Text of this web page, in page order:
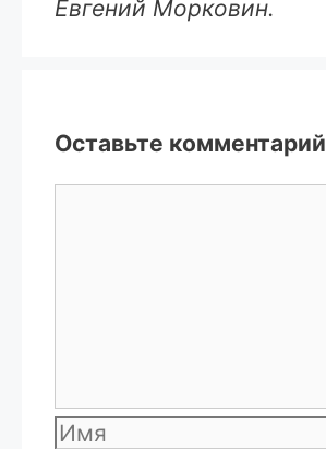
Евгений Морковин.
Оставьте комментарий
Имя